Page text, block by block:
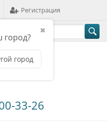
✖
город?
город
Регистрация
33-26